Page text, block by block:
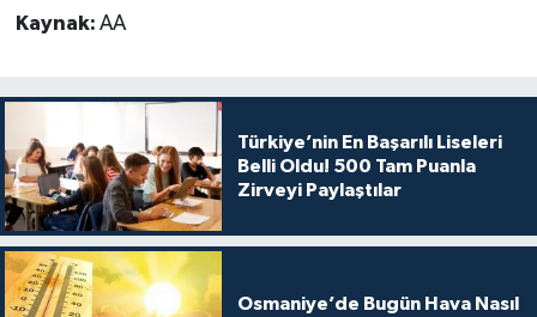
Kaynak: AA
Türkiye’nin En Başarılı Liseleri
Belli Oldu! 500 Tam Puanla
Zirveyi Paylaştılar
Osmaniye’de Bugün Hava Nasıl